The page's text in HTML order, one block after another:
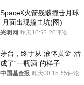
SpaceX火箭残骸撞击月球
月面出现撞击坑(图)
光明网 昨天10:55 20评论
茅台，终于从“液体黄金”活
成了“一瓶酒”的样子
中国基金报 昨天00:15 55评论